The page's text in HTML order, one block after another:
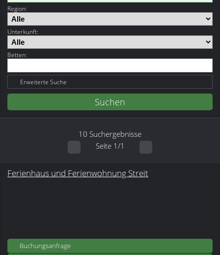
Region:
Unterkunft:
Betten:
Erweiterte Suche
10 Suchergebnisse
Seite 1/1
Ferienhaus und Ferienwohnung Streit
Buchungsanfrage